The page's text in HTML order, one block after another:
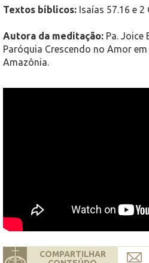
Textos bíblicos: Isaías 57.16 e
Autora da meditação: Pa. Joice
Paróquia Crescendo no Amor
Amazônia.
COMPARTILHAR